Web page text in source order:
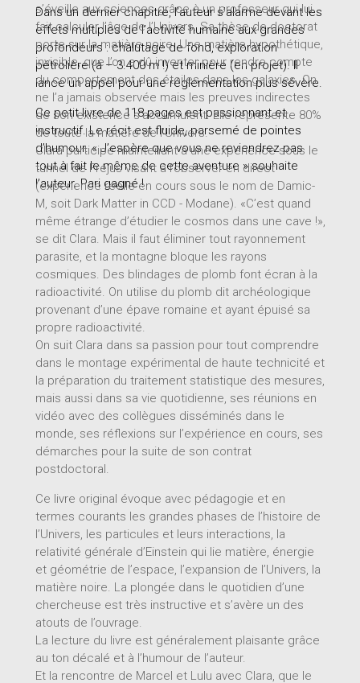
Dans un dernier chapitre, l’auteur s’alarme devant les
effets multiples de l’activité humaine aux grandes
profondeurs : chalutage de fond, exploration
pétrolière (à – 3.400 m !) et minière (en projet). Il
lance un appel pour une réglementation plus sévère.
Ce petit livre de 118 pages est passionnant et
instructif. Le récit est fluide, parsemé de pointes
d’humour. « J’espère que vous ne reviendrez pas
tout à fait le même de cette aventure » souhaite
l’auteur. Pari gagné !
s’éveille aux sciences grâce à un professeur qui lui
fait calculer l’âge de l’Univers. Sa thèse de doctorat
porte sur la matière noire. Une matière hypothétique,
invisible, que l’on a dû inventer pour rendre compte
du comportement des étoiles dans les galaxies. On
ne l’a jamais observée mais les preuves indirectes
de son existence s’accumulent. Elle représente 80%
de toute la matière de l’Univers.
Clara participe maintenant à une expérience sous le
tunnel de Fréjus visant à l’observer en direct
(expérience réelle en cours sous le nom de Damic-
M, soit Dark Matter in CCD - Modane). «C’est quand
même étrange d’étudier le cosmos dans une cave !»,
se dit Clara. Mais il faut éliminer tout rayonnement
parasite, et la montagne bloque les rayons
cosmiques. Des blindages de plomb font écran à la
radioactivité. On utilise du plomb dit archéologique
provenant d’une épave romaine et ayant épuisé sa
propre radioactivité.
On suit Clara dans sa passion pour tout comprendre
dans le montage expérimental de haute technicité et
la préparation du traitement statistique des mesures,
mais aussi dans sa vie quotidienne, ses réunions en
vidéo avec des collègues disséminés dans le
monde, ses réflexions sur l’expérience en cours, ses
démarches pour la suite de son contrat
postdoctoral.
Ce livre original évoque avec pédagogie et en
termes courants les grandes phases de l’histoire de
l’Univers, les particules et leurs interactions, la
relativité générale d’Einstein qui lie matière, énergie
et géométrie de l’espace, l’expansion de l’Univers, la
matière noire. La plongée dans le quotidien d’une
chercheuse est très instructive et s’avère un des
atouts de l’ouvrage.
La lecture du livre est généralement plaisante grâce
au ton décalé et à l’humour de l’auteur.
Et la rencontre de Marcel et Lulu avec Clara, que le